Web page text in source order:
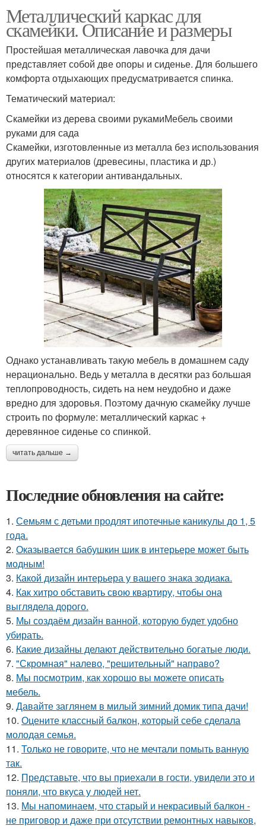
Металлический каркас для
скамейки. Описание и размеры
Простейшая металлическая лавочка для дачи
представляет собой две опоры и сиденье. Для большего
комфорта отдыхающих предусматривается спинка.
Тематический материал:
Скамейки из дерева своими рукамиМебель своими
руками для сада
Скамейки, изготовленные из металла без использования
других материалов (древесины, пластика и др.)
относятся к категории антивандальных.
Однако устанавливать такую мебель в домашнем саду
нерационально. Ведь у металла в десятки раз большая
теплопроводность, сидеть на нем неудобно и даже
вредно для здоровья. Поэтому дачную скамейку лучше
строить по формуле: металлический каркас +
деревянное сиденье со спинкой.
читать дальше →
Последние обновления на сайте:
1. Семьям с детьми продлят ипотечные каникулы до 1, 5
года.
2. Оказывается бабушкин шик в интерьере может быть
модным!
3. Какой дизайн интерьера у вашего знака зодиака.
4. Как хитро обставить свою квартиру, чтобы она
выглядела дорого.
5. Мы создаём дизайн ванной, которую будет удобно
убирать.
6. Какие дизайны делают действительно богатые люди.
7. "Скромная" налево, "решительный" направо?
8. Мы посмотрим, как хорошо вы можете описать
мебель.
9. Давайте заглянем в милый зимний домик типа дачи!
10. Оцените классный балкон, который себе сделала
молодая семья.
11. Только не говорите, что не мечтали помыть ванную
так.
12. Представьте, что вы приехали в гости, увидели это и
поняли, что вкуса у людей нет.
13. Мы напоминаем, что старый и некрасивый балкон -
не приговор и даже при отсутствии ремонтных навыков,